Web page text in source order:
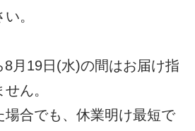
。
月19日(水)の間はお届け指
ん。
場合でも、休業明け最短で